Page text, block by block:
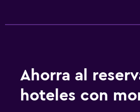
Ahorra al
hoteles con